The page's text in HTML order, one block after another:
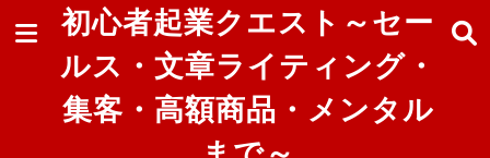
初心者起業クエスト～セー
ルス・文章ライティング・
集客・高額商品・メンタル